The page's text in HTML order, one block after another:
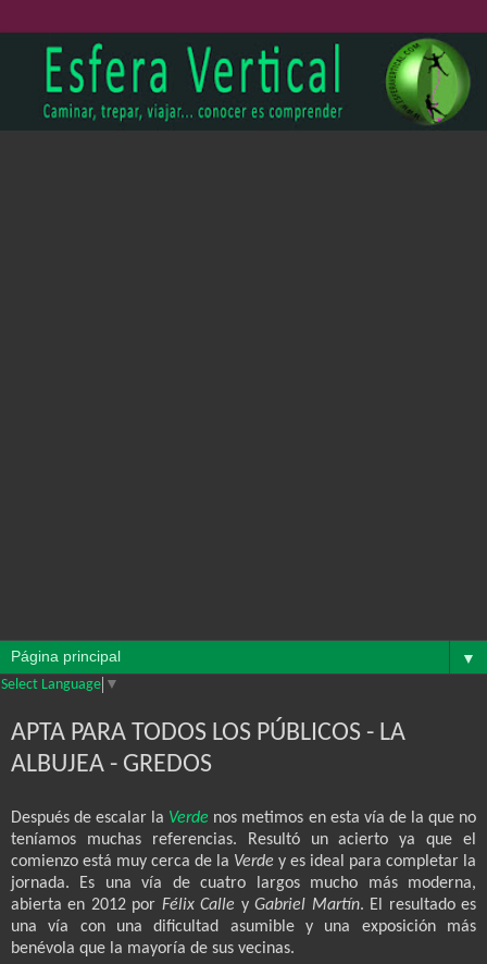
▼
Select Language ▼
APTA PARA TODOS LOS PÚBLICOS - LA
ALBUJEA - GREDOS
Después de escalar la Verde nos metimos en esta vía de la que no
teníamos muchas referencias. Resultó un acierto ya que el
comienzo está muy cerca de la Verde y es ideal para completar la
jornada. Es una vía de cuatro largos mucho más moderna,
abierta en 2012 por Félix Calle yGabriel Martín. El resultado es
una vía con una dificultad asumible y una exposición más
benévola que la mayoría de sus vecinas.